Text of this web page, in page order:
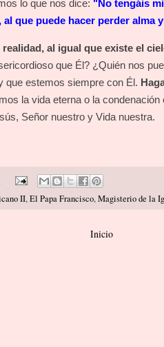
lo que nos dice: "No tengáis
que puede hacer perder alma
al igual que existe el
que Él? ¿Quién nos
que estemos siempre con Él.
la vida eterna o la
Señor nuestro y Vida nuestra.
II,El Papa Francisco,Magisterio de la
Inicio